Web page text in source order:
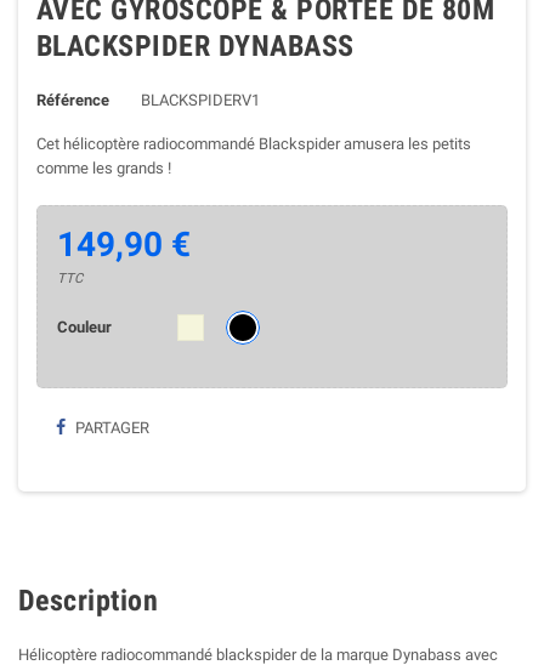
AVEC GYROSCOPE & PORTÉE DE 80M
BLACKSPIDER DYNABASS
Référence BLACKSPIDERV1
Cet hélicoptère radiocommandé Blackspider amusera les petits
comme les grands !
149,90 €
TTC
Couleur
PARTAGER
Description
Hélicoptère radiocommandé blackspider de la marque Dynabass avec